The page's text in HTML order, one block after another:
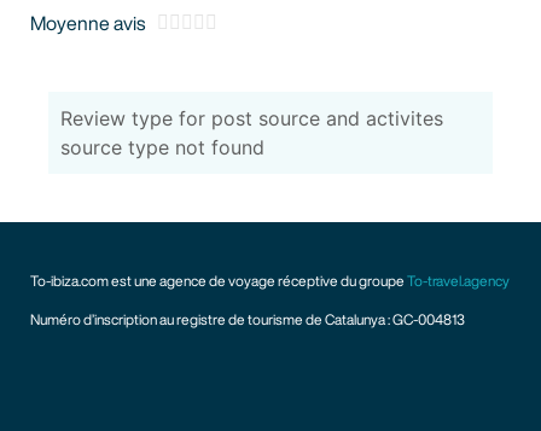
Moyenne avis     
Review type for post source and activites
source type not found
To-ibiza.com est une agence de voyage réceptive du groupe To-travel.agency
Numéro d’inscription au registre de tourisme de Catalunya : GC-004813